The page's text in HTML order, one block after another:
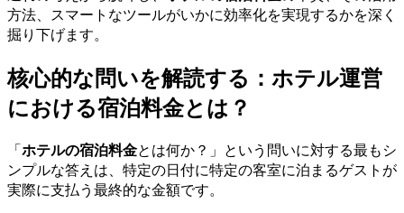
方法、スマートなツールがいかに効率化を実現するかを深く
掘り下げます。
核心的な問いを解読する：ホテル運営
における宿泊料金とは？
「ホテルの宿泊料金とは何か？」という問いに対する最もシ
ンプルな答えは、特定の日付に特定の客室に泊まるゲストが
実際に支払う最終的な金額です。